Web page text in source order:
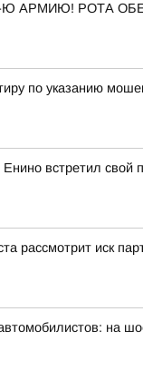
Ю АРМИЮ! РОТА
по указанию
встретил свой
рассмотрит иск
на